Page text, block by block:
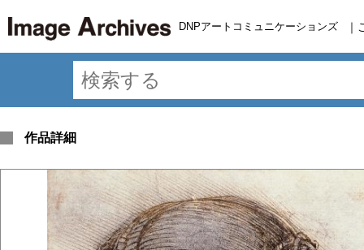
DNPアートコミュニケーションズ ｜
作品詳細